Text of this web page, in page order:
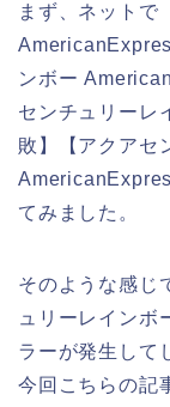
まず、ネットで
ンボー
センチュリー
敗】【アクアセ
てみました。
そのような感じ
ュリーレイン
ラーが発生して
今回こちらの記